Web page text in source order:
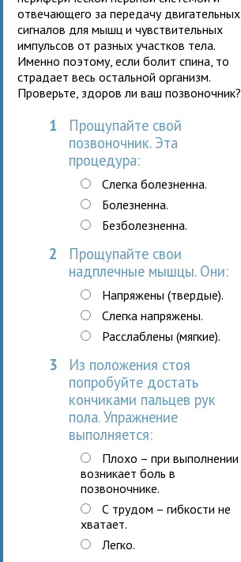
отвечающего за передачу двигательных
сигналов для мышц и чувствительных
импульсов от разных участков тела.
Именно поэтому, если болит спина, то
страдает весь остальной организм.
Проверьте, здоров ли ваш позвоночник?
1
Прощупайте свой
позвоночник. Эта
процедура:
Слегка болезненна.
Болезненна.
Безболезненна.
2
Прощупайте свои
надплечные мышцы. Они:
Напряжены (твердые).
Слегка напряжены.
Расслаблены (мягкие).
3
Из положения стоя
попробуйте достать
кончиками пальцев рук
пола. Упражнение
выполняется:
Плохо – при выполнении
возникает боль в
позвоночнике.
С трудом – гибкости не
хватает.
Легко.